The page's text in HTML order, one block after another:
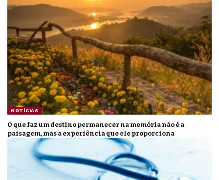
NOTÍCIAS
O que faz um destino permanecer na memória não é a
paisagem, mas a experiência que ele proporciona